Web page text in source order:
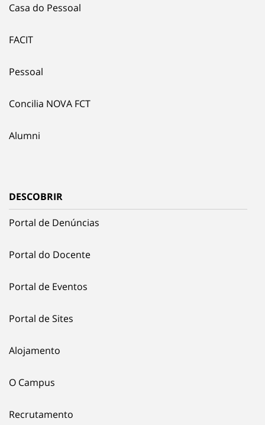
Casa do Pessoal
FACIT
Pessoal
Concilia NOVA FCT
Alumni
DESCOBRIR
Portal de Denúncias
Portal do Docente
Portal de Eventos
Portal de Sites
Alojamento
O Campus
Recrutamento